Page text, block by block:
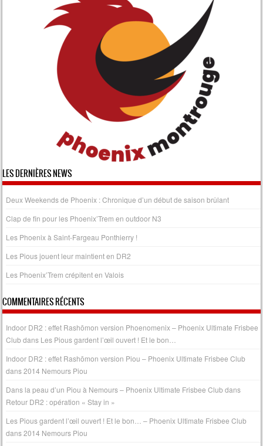
LES DERNIÈRES NEWS
Deux Weekends de Phoenix : Chronique d’un début de saison brûlant
Clap de fin pour les Phoenix’Trem en outdoor N3
Les Phoenix à Saint-Fargeau Ponthierry !
Les Pious jouent leur maintient en DR2
Les Phoenix’Trem crépitent en Valois
COMMENTAIRES RÉCENTS
Indoor DR2 : effet Rashōmon version Phoenomenix – Phoenix Ultimate Frisbee
Clubdans Les Pious gardent l’œil ouvert ! Et le bon…
Indoor DR2 : effet Rashōmon version Piou – Phoenix Ultimate Frisbee Club
dans2014 Nemours Piou
Dans la peau d’un Piou à Nemours – Phoenix Ultimate Frisbee Clubdans
Retour DR2 : opération « Stay in »
Les Pious gardent l’œil ouvert ! Et le bon… – Phoenix Ultimate Frisbee Club
dans2014 Nemours Piou